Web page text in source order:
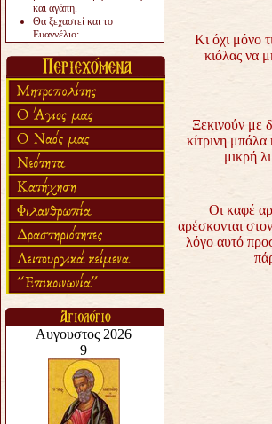
και αγάπη.
Θα ξεχαστεί και το
Ευαγγέλιο;
«πολύ αργά».
Ζητείται....
Κι όχι μόνο
κιόλας να
Ξεκινούν με
κίτρινη
μικρή
Οι καφέ
αρέσκονται
λόγο αυτό